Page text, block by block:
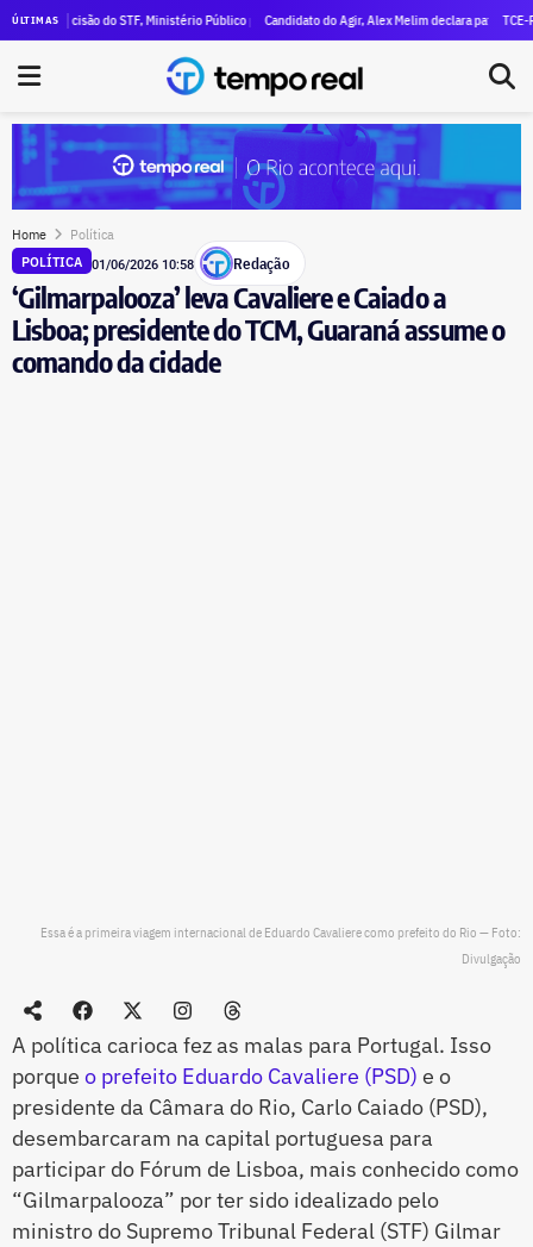
ÚLTIMAS
declara R$ 47 milhões em patrimônio
do STF, Ministério Público pede execução da condenação e da inelegibilidade de
Candidato do Agir, Alex Melim declara patrimônio de R$
TCE-RJ
Home Política
POLÍTICA 01/06/2026 10:58 Redação
‘Gilmarpalooza’ leva Cavaliere e Caiado a
Lisboa; presidente do TCM, Guaraná assume o
comando da cidade
Essa é a primeira viagem internacional de Eduardo Cavaliere como prefeito do Rio — Foto:
Divulgação
A política carioca fez as malas para Portugal. Isso
porque o prefeito Eduardo Cavaliere (PSD) e o
presidente da Câmara do Rio, Carlo Caiado (PSD),
desembarcaram na capital portuguesa para
participar do Fórum de Lisboa, mais conhecido como
“Gilmarpalooza” por ter sido idealizado pelo
ministro do Supremo Tribunal Federal (STF) Gilmar